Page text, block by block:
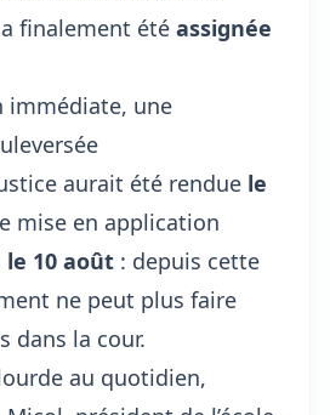
a finalement été assignée
immédiate, une
aurait été rendue le
mise en application
le 10 août : depuis cette
ne peut plus faire
dans la cour.
au quotidien,